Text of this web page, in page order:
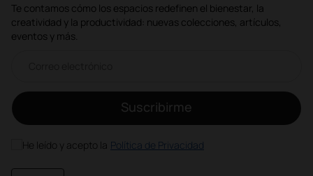
Te contamos cómo los espacios redefinen el bienestar, la
creatividad y la productividad: nuevas colecciones, artículos,
eventos y más.
Suscribirme
He leído y acepto la Política de Privacidad